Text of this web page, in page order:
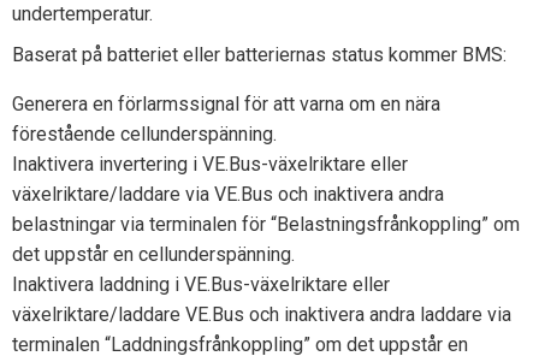
undertemperatur.
Baserat på batteriet eller batteriernas status kommer BMS:
Generera en förlarmssignal för att varna om en nära
förestående cellunderspänning.
Inaktivera invertering i VE.Bus-växelriktare eller
växelriktare/laddare via VE.Bus och inaktivera andra
belastningar via terminalen för “Belastningsfrånkoppling” om
det uppstår en cellunderspänning.
Inaktivera laddning i VE.Bus-växelriktare eller
växelriktare/laddare VE.Bus och inaktivera andra laddare via
terminalen “Laddningsfrånkoppling” om det uppstår en